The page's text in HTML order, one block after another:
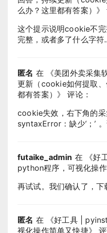
么办？这里都有答案） 》
这个提示说明cookie不
完整，或者多了什么字符
匿名 在 《美团外卖采集
更新（cookie如何提取
都有答案） 》 评论：
cookie失效，右下角的采
syntaxError：缺少‘；’
futaike_admin 在 《好
python程序，可视化操
再试试。我们确认了，下
匿名 在 《好工具 |
视化操作简单又快捷》 评